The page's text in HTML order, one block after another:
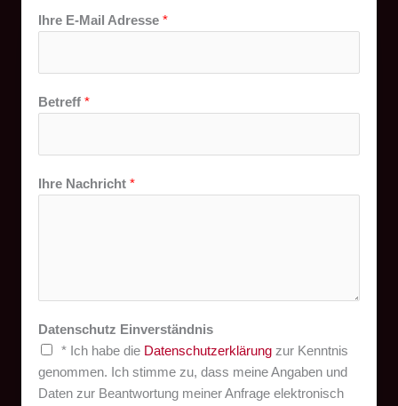
Ihre E-Mail Adresse *
Betreff *
Ihre Nachricht *
Datenschutz Einverständnis
* Ich habe die Datenschutzerklärung zur Kenntnis
genommen. Ich stimme zu, dass meine Angaben und
Daten zur Beantwortung meiner Anfrage elektronisch